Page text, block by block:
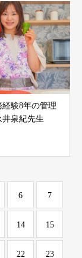
験8年の管理
泉紀先生
6 7
14 15
22 23